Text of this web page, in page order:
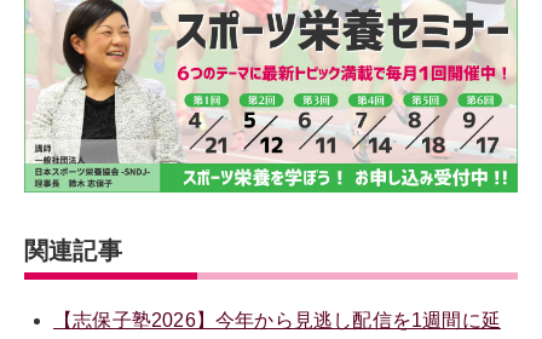
関連記事
【志保子塾2026】今年から見逃し配信を1週間に延